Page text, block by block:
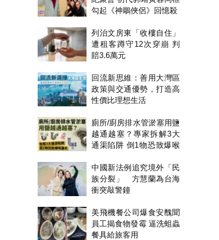
勾起《神鵰俠侶》回憶殺
列治文房東「收樓自住」
遭租客蹲守12次穿崩 判
賠3.6萬元
回流新思維：善用大灣區
政策與交通優勢，打造高
性價比理想生活
廁所/廚房排水管淤塞用鹽
越通越塞？專家拆解3大
通渠陷阱 倒1物恐致爆喉
中國新法例追究境外「民
族分裂」 方慧蘭為台海
衝突敲警鐘
美飛機餐公司爆食安醜聞
員工揭食物發霉 逼洗蛆蟲
餐具給旅客用